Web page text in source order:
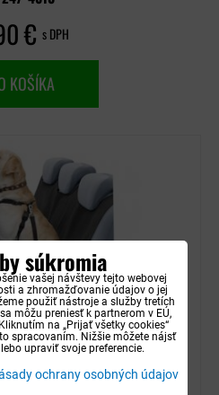
€ s DPH
KOŠÍKA
sedadiel na prepravu
súkromia
vašej návštevy tejto webovej
a zhromažďovanie údajov o jej
použiť nástroje a služby tretích
môžu preniesť k partnerom v EÚ,
na „Prijať všetky cookies“
spracovaním. Nižšie môžete nájsť
upraviť svoje preferencie.
ochrany osobných údajov